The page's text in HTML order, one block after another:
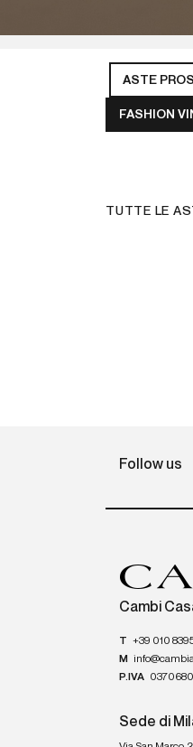
ASTE
FASHION
TUTTE LE
Follow us
Cambi
T +39 010
M
P.IVA
Sede di